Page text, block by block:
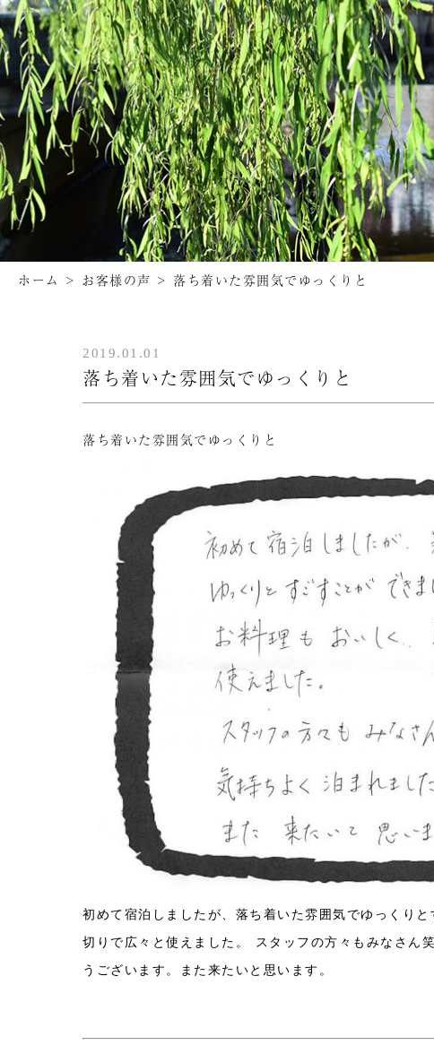
ホーム > お客様の声 > 落ち着いた雰囲気でゆっくりと
2019.01.01
落ち着いた雰囲気でゆっくりと
落ち着いた雰囲気でゆっくりと
初めて宿泊しましたが、落ち着いた雰囲気でゆっくりと
切りで広々と使えました。
スタッフの方々もみなさん
うございます。また来たいと思います。